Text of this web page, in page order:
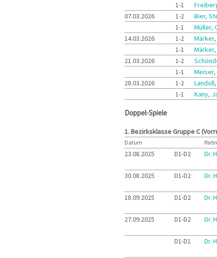
1-1
07.03.2026
1-2
Bier,
1-1
Müller,
14.03.2026
1-2
1-1
21.03.2026
1-2
1-1
28.03.2026
1-2
1-1
Kany,
Doppel-Spiele
1. Bezirksklasse Gruppe C
Datum
23.08.2025 D1-D2 Dr.
30.08.2025 D1-D2 Dr.
18.09.2025 D1-D2 Dr.
27.09.2025 D1-D2 Dr.
D1-D1 Dr.